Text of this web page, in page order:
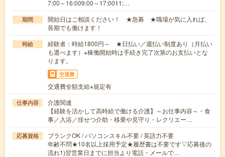
7:00～16:009:00～17:0011:…
期間
開始日はご相談ください！ ★急募 ★職場が気に入れば、
長期でも働けます！
時給
経験者：時給1800円～ ★日払い／週払い制度あり（月払い
も選べます）※稼働開始時は手続き完了次第のお支払いとな
ります。
交通費
交通費全額支給※規定有
仕事内容
介護関連
【経験を活かして高時給で働ける介護】～お仕事内容～・食
事／入浴／排せつ介助・移乗や見守り・レクリエー…
応募資格
ブランクOK / パソコンスキル不要 / 英語力不要
年齢不問★10名以上採用予定★履歴書は不要です▽応募後の
流れ1)翌営業日までに担当より電話・メールで…